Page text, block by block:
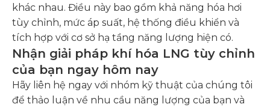
khác nhau. Điều này bao gồm khả năng hóa hơi
tùy chỉnh, mức áp suất, hệ thống điều khiển và
tích hợp với cơ sở hạ tầng năng lượng hiện có.
Nhận giải pháp khí hóa LNG tùy chỉnh
của bạn ngay hôm nay
Hãy liên hệ ngay với nhóm kỹ thuật của chúng tôi
để thảo luận về nhu cầu năng lượng của bạn và